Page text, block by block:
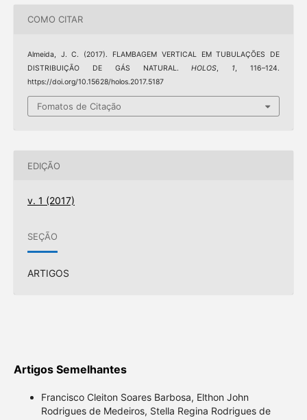
COMO CITAR
Almeida, J. C. (2017). FLAMBAGEM VERTICAL EM TUBULAÇÕES DE
DISTRIBUIÇÃO DE GÁS NATURAL.HOLOS, 1, 116–124.
https://doi.org/10.15628/holos.2017.5187
Fomatos de Citação
EDIÇÃO
v. 1 (2017)
SEÇÃO
ARTIGOS
Artigos Semelhantes
Francisco Cleiton Soares Barbosa, Elthon John
Rodrigues de Medeiros, Stella Regina Rodrigues de